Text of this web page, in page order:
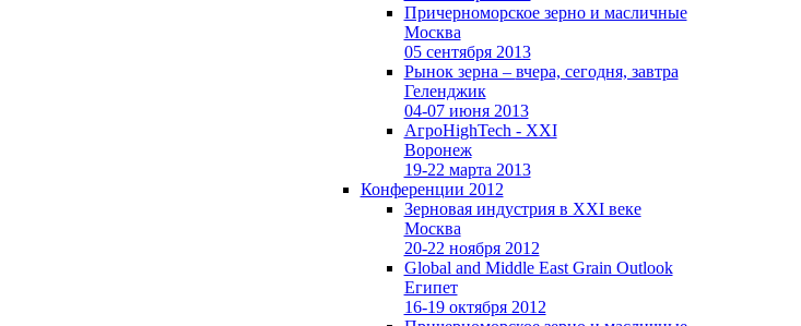
Причерноморское зерно и масличные
Москва
05 сентября 2013
Рынок зерна – вчера, сегодня, завтра
Геленджик
04-07 июня 2013
АгроHighTech - XXI
Воронеж
19-22 марта 2013
Конференции 2012
Зерновая индустрия в XXI веке
Москва
20-22 ноября 2012
Global and Middle East Grain Outlook
Египет
16-19 октября 2012